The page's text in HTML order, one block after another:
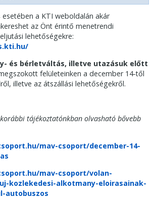
a KTI weboldalán akár
az Önt érintő menetrendi
lehetőségekre:
és bérletváltás, illetve utazásuk előtt
felületeinken a december 14-től
illetve az átszállási lehetőségekről.
tájékoztatónkban olvasható bővebb
mav-csoport/december-14-
mav-csoport/volan-
kozlekedesi-alkotmany-eloirasainak-
autobuszos